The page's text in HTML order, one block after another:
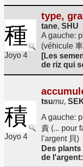
種
Joyo 4
type,
tane, SHU
A gauche:
(véhicule
[Les
de riz qui
積
Joyo 4
tsumu,
A gauche:
責 (... pour
l'argent 貝)
Des
de